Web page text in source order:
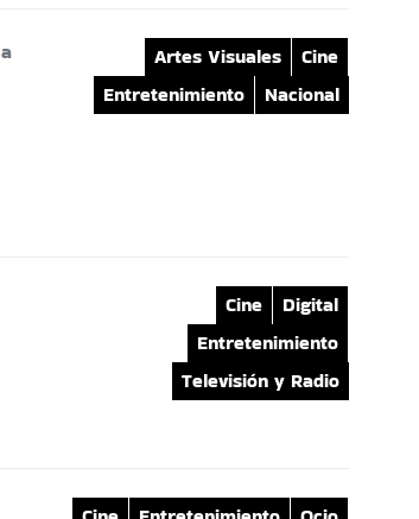
Artes Visuales
Cine
Entretenimiento
Nacional
Cine
Digital
Entretenimiento
Televisión y Radio